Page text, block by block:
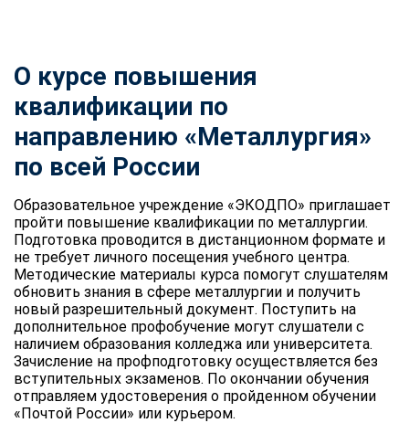
О курсе повышения
квалификации по
направлению «Металлургия»
по всей России
Образовательное учреждение «ЭКОДПО» приглашает
пройти повышение квалификации по металлургии.
Подготовка проводится в дистанционном формате и
не требует личного посещения учебного центра.
Методические материалы курса помогут слушателям
обновить знания в сфере металлургии и получить
новый разрешительный документ. Поступить на
дополнительное профобучение могут слушатели с
наличием образования колледжа или университета.
Зачисление на профподготовку осуществляется без
вступительных экзаменов. По окончании обучения
отправляем удостоверения о пройденном обучении
«Почтой России» или курьером.